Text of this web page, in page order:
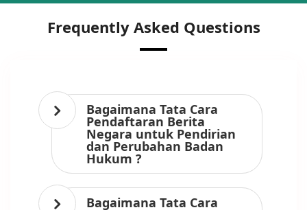
Frequently Asked Questions
Bagaimana Tata Cara
Pendaftaran Berita
Negara untuk Pendirian
dan Perubahan Badan
Hukum ?
Bagaimana Tata Cara